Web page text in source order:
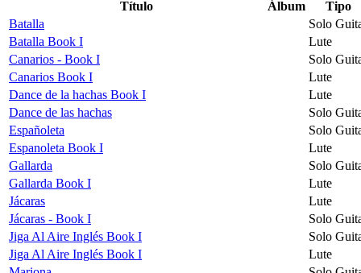
Título Álbum
Tipo
Batalla
Solo
Batalla Book I
Lute
Canarios - Book I
Solo
Canarios Book I
Lute
Dance de la hachas Book I
Lute
Dance de las hachas
Solo
Españoleta
Solo
Espanoleta Book I
Lute
Gallarda
Solo
Gallarda Book I
Lute
Jácaras
Lute
Jácaras - Book I
Solo
Jiga Al Aire Inglés Book I
Solo
Jiga Al Aire Inglés Book I
Lute